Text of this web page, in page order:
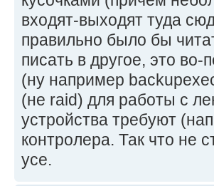
входят-выходят туда
правильно было бы
писать в другое, это
(ну например
(не raid) для работы с
устройства требуют
контролера. Так что не
усе.